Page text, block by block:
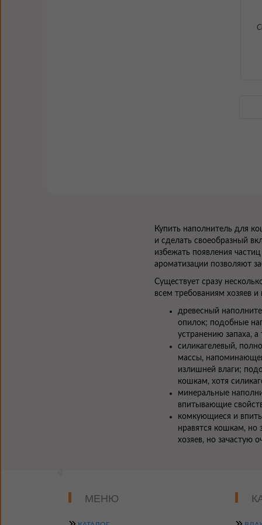
Купить наполнитель для
и сделать своеобразный
избежать появления
ароматизации позволяют
Существует сразу
всем требованиям хозяев
древесный
опилок; подобные
устранению запаха,
силикагелевый,
массы,
излишней влаги;
кошкам, хотя
минеральные
впитывающие
комкующиеся и
нравятся кошкам, но
хозяев, но зачастую